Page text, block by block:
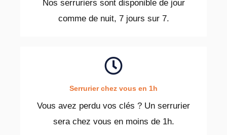
Nos serruriers sont disponible de jour
comme de nuit, 7 jours sur 7.
Serrurier chez vous en 1h
Vous avez perdu vos clés ? Un serrurier
sera chez vous en moins de 1h.